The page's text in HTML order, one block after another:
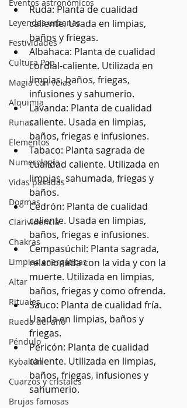
Eventos astronómicos
Leyendas urbanas
Festividades
Cultura Pop
Magia con velas
Alquimia
Runas
Elementos
Numerología
Vidas pasadas
Dogmas
Clarividencia
Chakras
Limpias energéticas
Altar
Rituales
Rueda del año
Péndulo
Kybalión
Cuarzos y cristales
Brujas famosas
Ruda: Planta de cualidad
caliente. Usada en limpias,
baños y friegas.
Albahaca: Planta de cualidad
cordial-caliente. Utilizada en
limpias, baños, friegas,
infusiones y sahumerio.
Lavanda: Planta de cualidad
caliente. Usada en limpias,
baños, friegas e infusiones.
Tabaco: Planta sagrada de
cualidad caliente. Utilizada en
limpias, sahumada, friegas y
baños.
Cedrón: Planta de cualidad
caliente. Usada en limpias,
baños, friegas e infusiones.
Cempasúchil: Planta sagrada,
relacionada con la vida y con la
muerte. Utilizada en limpias,
baños, friegas y como ofrenda.
Sauco: Planta de cualidad fría.
Usada en limpias, baños y
friegas.
Pericón: Planta de cualidad
caliente. Utilizada en limpias,
baños, friegas, infusiones y
sahumerio.